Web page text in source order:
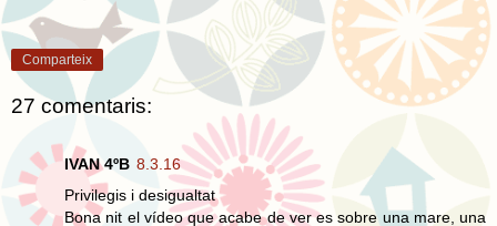
Comparteix
27 comentaris:
IVAN 4ºB 8.3.16
Privilegis i desigualtat
Bona nit el vídeo que acabe de ver es sobre una mare, una